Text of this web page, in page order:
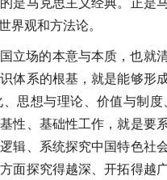
是马克思主义经典。正是
界观和方法论。
立场的本意与本质，也就
体系的根基，就是能够形
思想与理论、价值与制
性、基础性工作，就是
辑、系统探究中国特色
面探究得越深、开拓得